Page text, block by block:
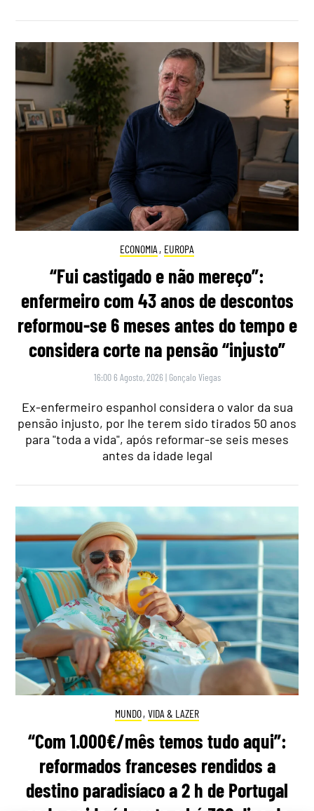
ECONOMIA , EUROPA
“Fui castigado e não mereço”:
enfermeiro com 43 anos de descontos
reformou-se 6 meses antes do tempo e
considera corte na pensão “injusto”
16:00 6 Agosto, 2026 | Gonçalo Viegas
Ex-enfermeiro espanhol considera o valor da sua
pensão injusto, por lhe terem sido tirados 50 anos
para "toda a vida", após reformar-se seis meses
antes da idade legal
MUNDO, VIDA & LAZER
“Com 1.000€/mês temos tudo aqui”:
reformados franceses rendidos a
destino paradisíaco a 2 h de Portugal